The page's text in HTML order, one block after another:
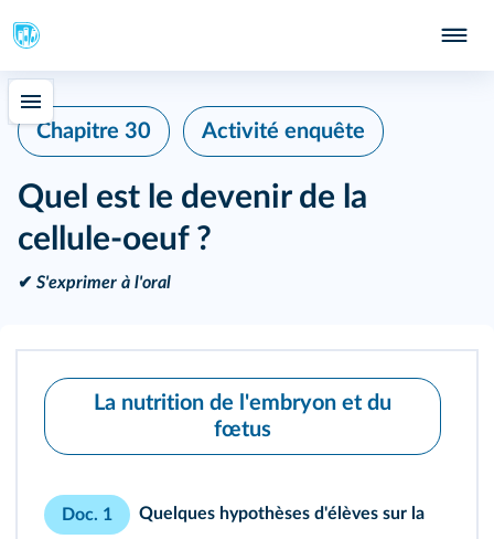
Chapitre 30 Activité enquête
Quel est le devenir de la
cellule-oeuf ?
✔ S'exprimer à l'oral
La nutrition de l'embryon et du
fœtus
Doc. 1 Quelques hypothèses d'élèves sur la